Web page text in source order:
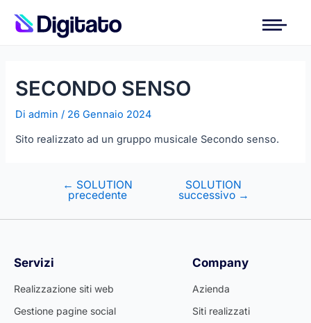
SECONDO SENSO
Diadmin / 26 Gennaio 2024
Sito realizzato ad un gruppo musicale Secondo senso.
← SOLUTION
precedente
SOLUTION
successivo →
Servizi
Realizzazione siti web
Gestione pagine social
Company
Azienda
Siti realizzati